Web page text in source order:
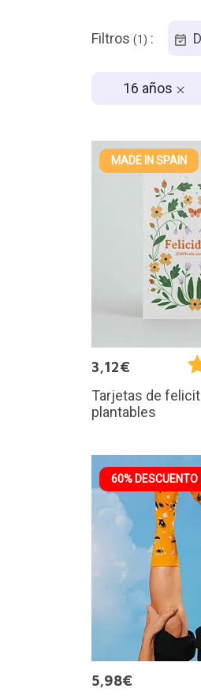
Filtros (1) :
16 años
MADE IN SPAIN
3,12€
Tarjetas de
plantables
60% DESCUENTO
5,98€